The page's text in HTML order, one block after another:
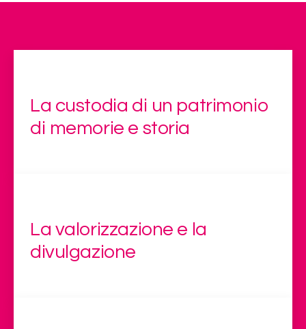
La custodia di un patrimonio
di memorie e storia
La valorizzazione e la
divulgazione